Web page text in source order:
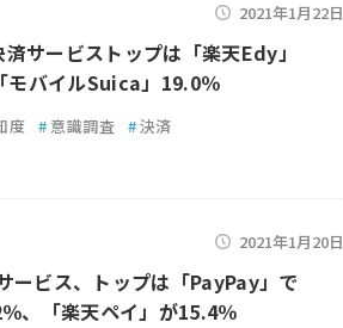
2021年1月22日
サービストップは「楽天Edy」
モバイルSuica」19.0％
度 # 意識調査 #決済
2021年1月20日
ービス、トップは「PayPay」で
、「楽天ペイ」が15.4％